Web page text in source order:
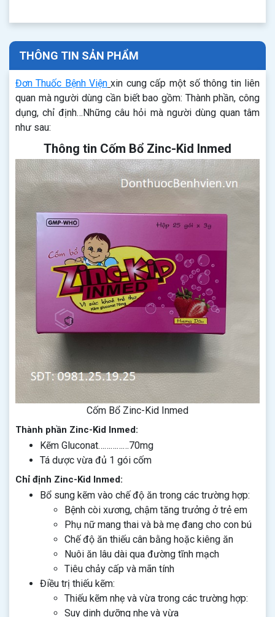
THÔNG TIN SẢN PHẨM
Đơn Thuốc Bệnh Viện xin cung cấp một số thông tin liên
quan mà người dùng cần biết bao gồm: Thành phần, công
dụng, chỉ định…Những câu hỏi mà người dùng quan tâm
như sau:
Thông tin Cốm Bổ Zinc-Kid Inmed
Cốm Bổ Zinc-Kid Inmed
Thành phần Zinc-Kid Inmed:
Kẽm Gluconat……………70mg
Tá dược vừa đủ 1 gói cốm
Chỉ định Zinc-Kid Inmed:
Bổ sung kẽm vào chế độ ăn trong các trường hợp:
Bệnh còi xương, chậm tăng trưởng ở trẻ em
Phụ nữ mang thai và bà mẹ đang cho con bú
Chế độ ăn thiếu cân bằng hoặc kiêng ăn
Nuôi ăn lâu dài qua đường tĩnh mạch
Tiêu chảy cấp và mãn tính
Điều trị thiếu kẽm:
Thiếu kẽm nhẹ và vừa trong các trường hợp:
Suy dinh dưỡng nhẹ và vừa